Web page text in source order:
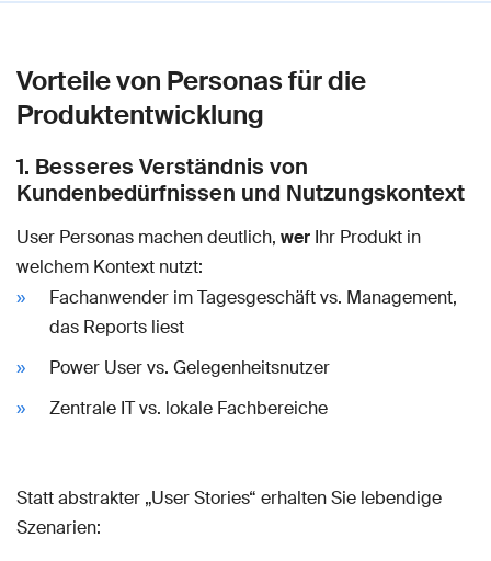
Vorteile von Personas für die
Produktentwicklung
1. Besseres Verständnis von
Kundenbedürfnissen und Nutzungskontext
User Personas machen deutlich, wer Ihr Produkt in
welchem Kontext nutzt:
Fachanwender im Tagesgeschäft vs. Management,
das Reports liest
Power User vs. Gelegenheitsnutzer
Zentrale IT vs. lokale Fachbereiche
Statt abstrakter „User Stories“ erhalten Sie lebendige
Szenarien: